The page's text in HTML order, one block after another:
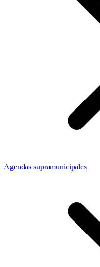
Agendas supramunicipales